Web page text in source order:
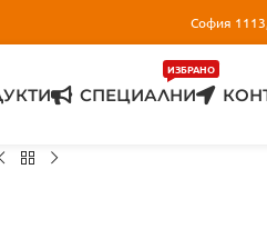
София
СПЕЦИАЛНИ
ИЗБРАНО